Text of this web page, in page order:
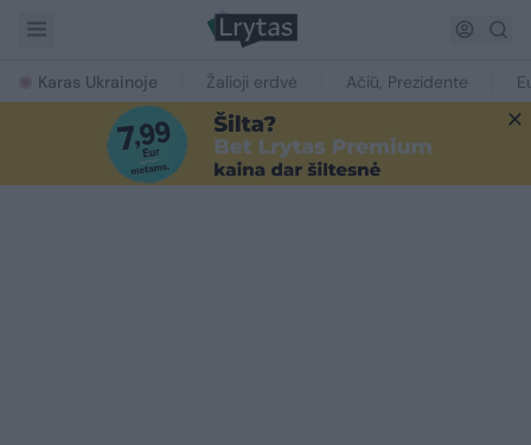
Karas Ukrainoje Žalioji erdvė Ačiū, Prezidente